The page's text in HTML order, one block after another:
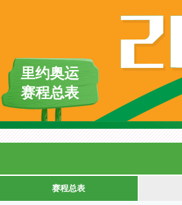
里约奥运
赛程总表
赛程总表